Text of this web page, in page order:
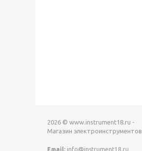
2026 © www.instrument18.ru -
Магазин электроинструментов
Email: info@instrument18.ru